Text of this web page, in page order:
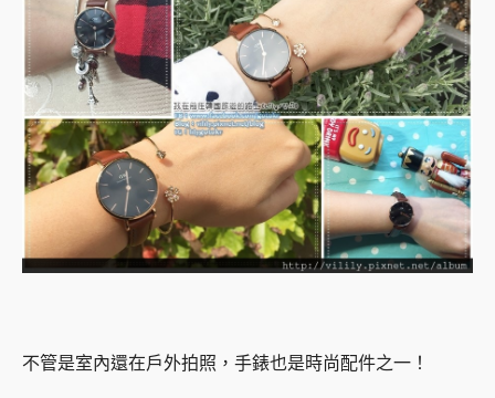
不管是室內還在戶外拍照，手錶也是時尚配件之一！